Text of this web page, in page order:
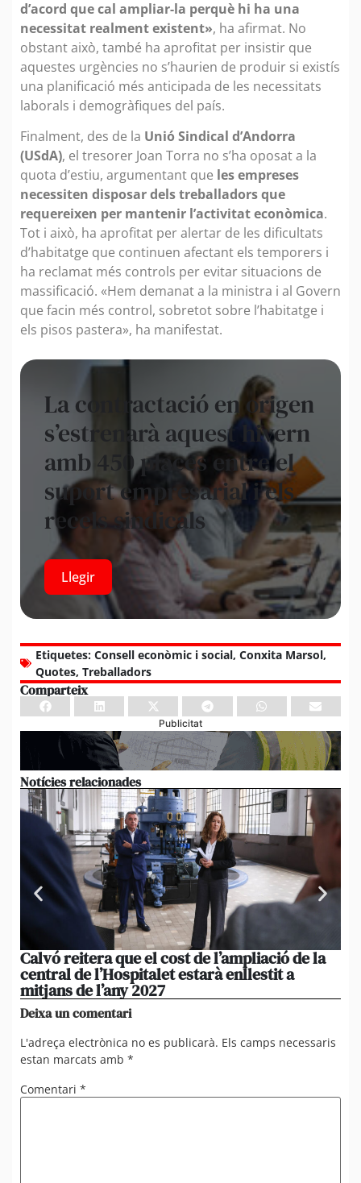
d’acord que cal ampliar-la perquè hi ha una
necessitat realment existent», ha afirmat. No
obstant això, també ha aprofitat per insistir que
aquestes urgències no s’haurien de produir si existís
una planificació més anticipada de les necessitats
laborals i demogràfiques del país.
Finalment, des de la Unió Sindical d’Andorra
(USdA), el tresorer Joan Torra no s’ha oposat a la
quota d’estiu, argumentant que les empreses
necessiten disposar dels treballadors que
requereixen per mantenir l’activitat econòmica.
Tot i això, ha aprofitat per alertar de les dificultats
d’habitatge que continuen afectant els temporers i
ha reclamat més controls per evitar situacions de
massificació. «Hem demanat a la ministra i al Govern
que facin més control, sobretot sobre l’habitatge i
els pisos pastera», ha manifestat.
La contractació en origen
s’estrenarà aquest hivern
amb 450 places entre el
suport empresarial i els
recels sindicals
Llegir
Etiquetes: Consell econòmic i social, Conxita Marsol,
Quotes, Treballadors
Comparteix
Publicitat
Notícies relacionades
Calvó reitera que el cost de l’ampliació de la
central de l’Hospitalet estarà enllestit a
mitjans de l’any 2027
Deixa un comentari
L'adreça electrònica no es publicarà. Els camps necessaris
estan marcats amb *
Comentari *